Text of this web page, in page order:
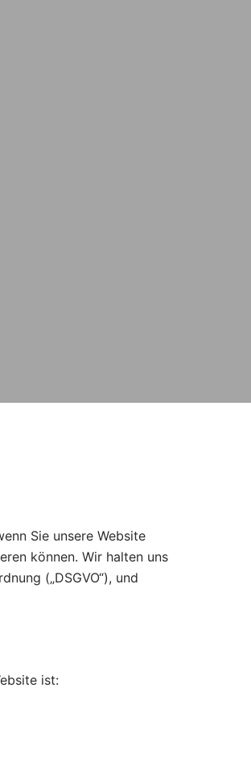
Sie unsere Website
können. Wir halten uns
(„DSGVO“), und
ist: